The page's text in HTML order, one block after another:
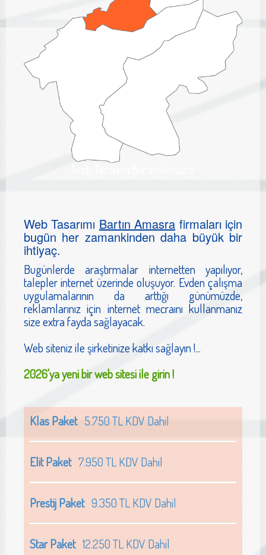
Web Tasarımı Bartın Amasra
Web TasarımıBartın Amasrafirmaları için
bugün her zamankinden daha büyük bir
ihtiyaç.
Bugünlerde araştırmalar internetten yapılıyor,
talepler internet üzerinde oluşuyor. Evden çalışma
uygulamalarının da arttığı günümüzde,
reklamlarınız için internet mecraını kullanmanız
size extra fayda sağlayacak.
Web siteniz ile şirketinize katkı sağlayın !...
2026'ya yeni bir web sitesi ile girin !
Klas Paket5.750 TL KDV Dahil
Elit Paket7.950 TL KDV Dahil
Prestij Paket9.350 TL KDV Dahil
Star Paket12.250 TL KDV Dahil